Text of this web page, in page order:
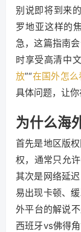
别说即将到来
罗地亚这样的
急，这篇指南
时享受高清中
放”“在国外怎
具体问题，让你
为什么海
首先是地区版
权，通常只允
其次是网络延
易出现卡顿、
外平台的解说
西班牙vs佛得